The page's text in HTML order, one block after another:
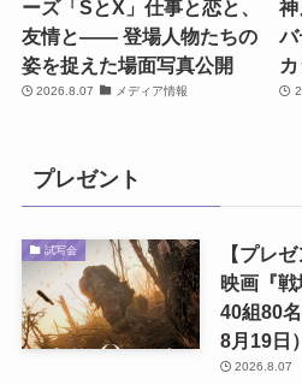
ーズ「SとX」仕事と恋と、
友情と―― 登場人物たちの
姿を捉えた場面写真公開
2026.8.07 メディア情報
神
プレゼント
試写会
【プレ
映画『
40組80
8月19日）
2026.8.07